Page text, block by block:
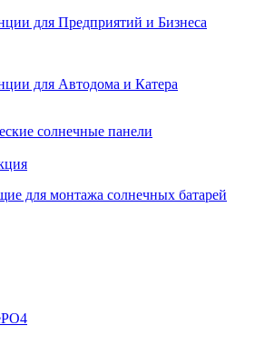
для Предприятий и Бизнеса
для Автодома и Катера
солнечные панели
для монтажа солнечных батарей